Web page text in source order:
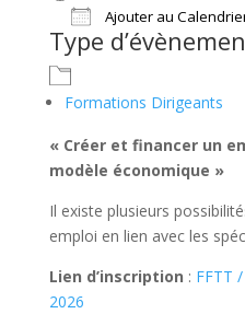
Ajouter au
Télécharger ICS
Type
Formations Dirigeants
« Créer et financer un
modèle économique »
Il existe plusieurs
emploi en lien avec les
Lien d’inscription : FFTT
2026